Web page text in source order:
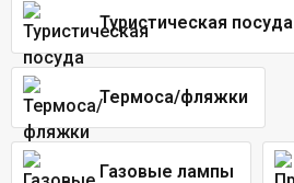
Туристическая посуда
Термоса/фляжки
Газовые лампы